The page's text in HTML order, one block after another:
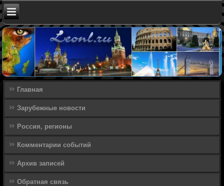
Главная
Зарубежные новости
Россия, регионы
Комментарии событий
Архив записей
Обратная связь